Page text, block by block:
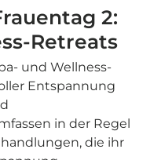
2:
Retreats
und Wellness-
Entspannung
in der Regel
die ihr